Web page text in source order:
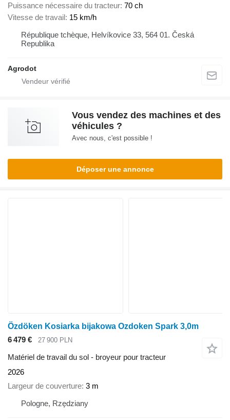
Puissance nécessaire du tracteur 70 ch
Vitesse de travail 15 km/h
République tchèque, Helvíkovice 33, 564 01. Česká
Republika
Agrodot
Vous vendez des machines et des
véhicules ?
Avec nous, c'est possible !
Déposer une annonce
Özdöken Kosiarka bijakowa Ozdoken Spark 3,0m
6 479 €
27 900 PLN
Matériel de travail du sol - broyeur pour tracteur
2026
Largeur de couverture 3 m
Pologne, Rzędziany